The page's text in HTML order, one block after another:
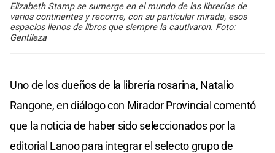
Elizabeth Stamp se sumerge en el mundo de las librerías de
varios continentes y recorrre, con su particular mirada, esos
espacios llenos de libros que siempre la cautivaron. Foto:
Gentileza
Uno de los dueños de la librería rosarina, Natalio
Rangone, en diálogo con Mirador Provincial comentó
que la noticia de haber sido seleccionados por la
editorial Lanoo para integrar el selecto grupo de